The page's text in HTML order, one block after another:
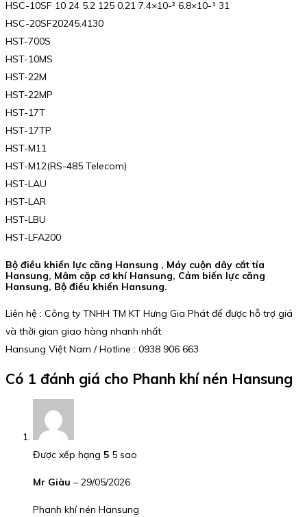
HSC-10SF 10 24 5.2 125 0.21 7.4×10-² 6.8×10-¹ 31
HSC-20SF20245.4130
HST-700S
HST-10MS
HST-22M
HST-22MP
HST-17T
HST-17TP
HST-M11
HST-M12(RS-485 Telecom)
HST-LAU
HST-LAR
HST-LBU
HST-LFA200
Bộ điều khiển lực căng Hansung , Máy cuộn dây cắt tỉa
Hansung, Mâm cặp cơ khí Hansung, Cảm biến lực căng
Hansung, Bộ điều khiển Hansung.
Liên hệ : Công ty TNHH TM KT Hưng Gia Phát để được hỗ trợ giá
và thời gian giao hàng nhanh nhất.
Hansung Việt Nam / Hotline : 0938 906 663
Có 1 đánh giá cho Phanh khí nén Hansung
Được xếp hạng 5 5 sao
Mr Giàu – 29/05/2026
Phanh khí nén Hansung